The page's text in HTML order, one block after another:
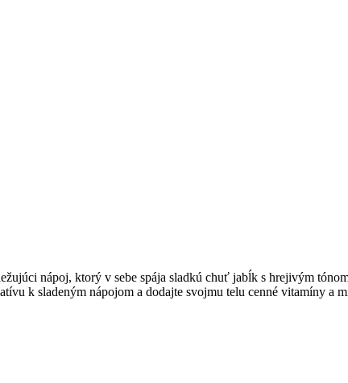
nápoj, ktorý v sebe spája sladkú chuť jabĺk s hrejivým
k sladeným nápojom a dodajte svojmu telu cenné vitamíny a